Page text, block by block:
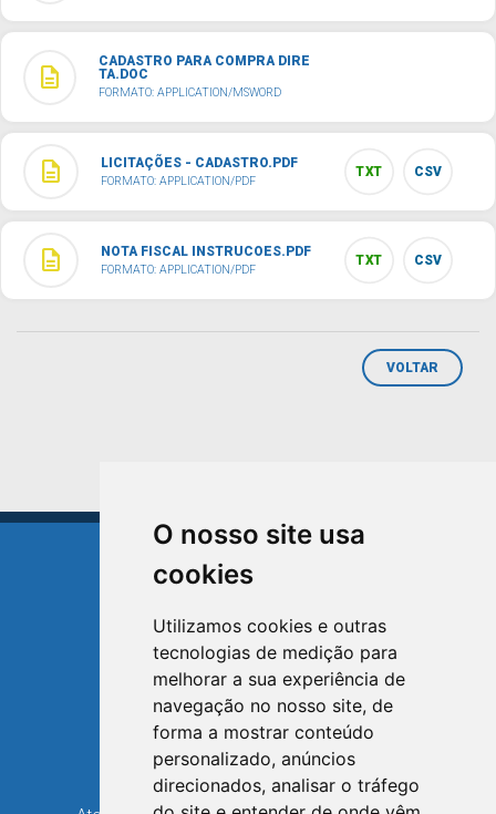
O nosso site usa
cookies
Utilizamos cookies e outras
tecnologias de medição para
melhorar a sua experiência de
navegação no nosso site, de
forma a mostrar conteúdo
personalizado, anúncios
direcionados, analisar o tráfego
description
CADASTRO PARA COMPRA DIRE
TA.DOC
FORMATO: APPLICATION/MSWORD
description LICITAÇÕES - CADASTRO.PDF
FORMATO: APPLICATION/PDF
TXT CSV
description NOTA FISCAL INSTRUCOES.PDF
FORMATO: APPLICATION/PDF
TXT CSV
VOLTAR
TRIUNFO
RIO GRANDE DO SUL
Avenida XV de Novembro, 15
Bairro Centro - Triunfo/RS
Telefone: (51) 3654-6308